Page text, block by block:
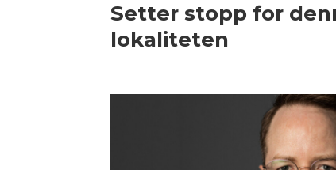
Setter stopp for
lokaliteten